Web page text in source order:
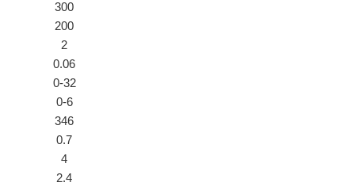
300
200
2
0.06
0-32
0-6
346
0.7
4
2.4